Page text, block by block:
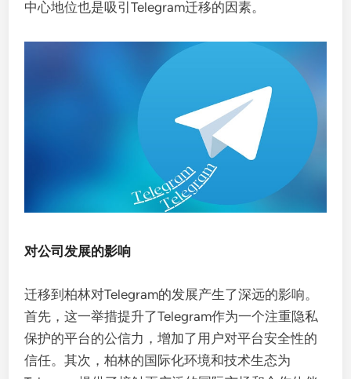
中心地位也是吸引Telegram迁移的因素。
对公司发展的影响
迁移到柏林对Telegram的发展产生了深远的影响。
首先，这一举措提升了Telegram作为一个注重隐私
保护的平台的公信力，增加了用户对平台安全性的
信任。其次，柏林的国际化环境和技术生态为